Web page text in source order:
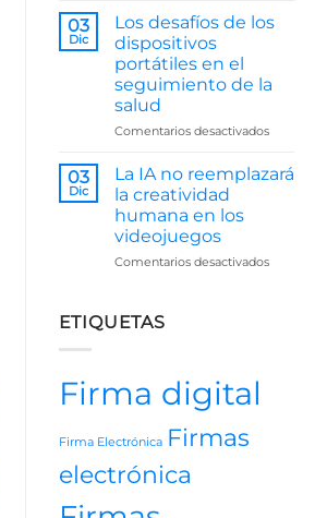
Impacto
Artificial
Recursos
03
Dic
Los desafíos de los
dispositivos
portátiles en el
seguimiento de la
salud
Comentarios desactivadosen
desafíos
en
03
Dic
La IA no reemplazará
la creatividad
humana en los
videojuegos
Comentarios desactivadosen
ETIQUETAS
Firma digital
Firma Electrónica Firmas
electrónica